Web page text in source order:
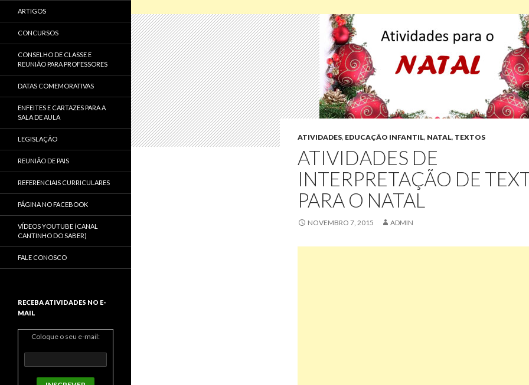
ATIVIDADES, EDUCAÇÃO INFANTIL, NATAL, TEXTOS
ATIVIDADES DE
INTERPRETAÇÃO DE
PARA O NATAL
NOVEMBRO 7, 2015 ADMIN
ARTIGOS
CONCURSOS
CONSELHO DE CLASSE E
REUNIÃO PARA PROFESSORES
DATAS COMEMORATIVAS
ENFEITES E CARTAZES PARA A
SALA DE AULA
LEGISLAÇÃO
REUNIÃO DE PAIS
REFERENCIAIS CURRICULARES
PÁGINA NO FACEBOOK
VÍDEOS YOUTUBE (CANAL
CANTINHO DO SABER)
FALE CONOSCO
RECEBA ATIVIDADES NO E-
MAIL
Coloque o seu e-mail: